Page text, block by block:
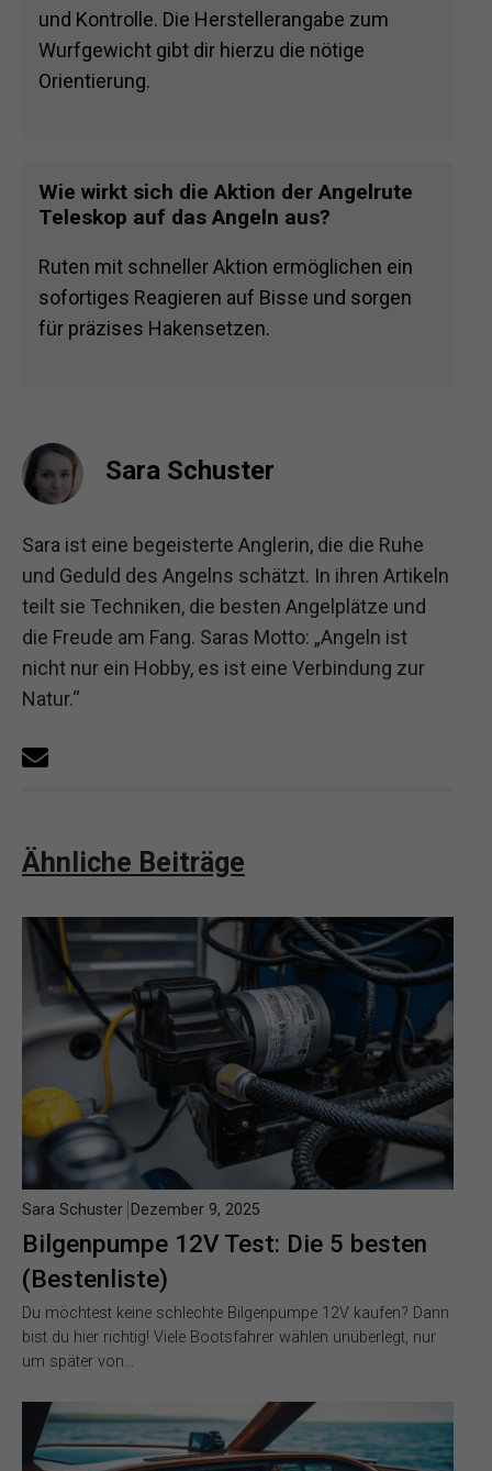
und Kontrolle. Die Herstellerangabe zum
Wurfgewicht gibt dir hierzu die nötige
Orientierung.
Wie wirkt sich die Aktion der Angelrute
Teleskop auf das Angeln aus?
Ruten mit schneller Aktion ermöglichen ein
sofortiges Reagieren auf Bisse und sorgen
für präzises Hakensetzen.
Sara Schuster
Sara ist eine begeisterte Anglerin, die die Ruhe
und Geduld des Angelns schätzt. In ihren Artikeln
teilt sie Techniken, die besten Angelplätze und
die Freude am Fang. Saras Motto: „Angeln ist
nicht nur ein Hobby, es ist eine Verbindung zur
Natur.“
Ähnliche Beiträge
Bilgenpumpe 12V Test: Die 5 besten
(Bestenliste)
Sara Schuster Dezember 9, 2025
Du möchtest keine schlechte Bilgenpumpe 12V kaufen? Dann
bist du hier richtig! Viele Bootsfahrer wählen unüberlegt, nur
um später von…